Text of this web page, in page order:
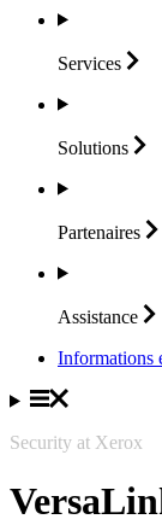
Services
Solutions
Partenaires
Assistance
Informations
Security at Xerox